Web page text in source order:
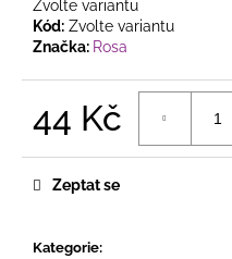
Zvolte variantu
Kód: Zvolte variantu
Značka: Rosa
44 Kč
Kategorie:
Zeptat se
DEKORAČNÍ
STUHY
VE
ŠÍŘKÁCH
Kč